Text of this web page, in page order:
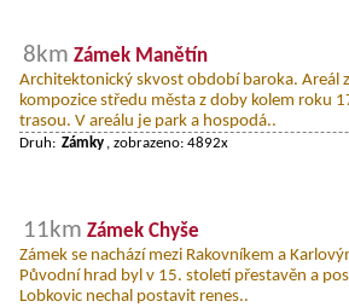
8km Zámek Manětín
Architektonický skvost období baroka. Areál
kompozice středu města z doby kolem roku
trasou. V areálu je park a hospodá..
Druh: Zámky , zobrazeno: 4892x
11km Zámek Chyše
Zámek se nachází mezi Rakovníkem a
Původní hrad byl v 15. století přestavěn a
Lobkovic nechal postavit renes..